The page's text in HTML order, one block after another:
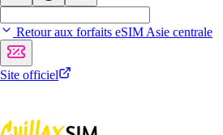
Retour aux forfaits eSIM Asie centrale
Site officiel